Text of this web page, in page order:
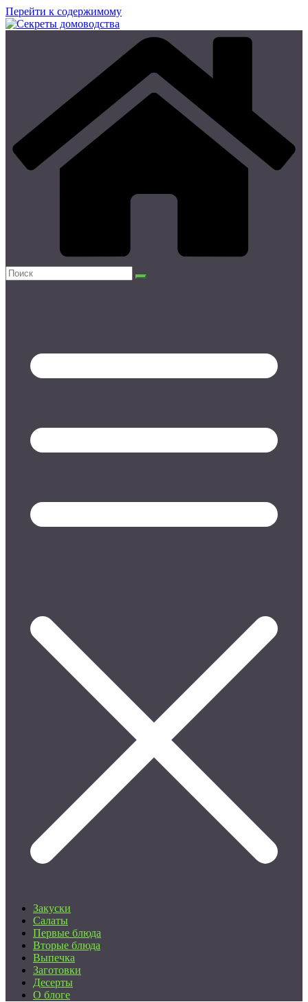
Перейти к содержимому
Закуски
Салаты
Первые блюда
Вторые блюда
Выпечка
Заготовки
Десерты
О блоге